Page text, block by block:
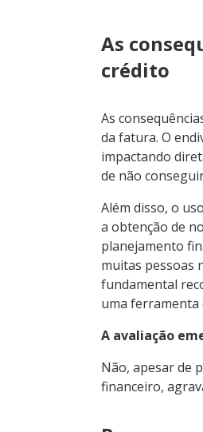
As
crédito
As
da fatura. O
impactando
de não
Além disso, o
a obtenção de
planejamento
muitas pessoas
fundamental
uma ferramenta
A avaliação
Não, apesar de
financeiro,